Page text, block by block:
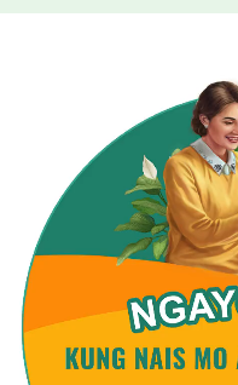
malinaw na nakikita
sa Diyos sa ilalim ng
CCP para masunod
na ang
nangangailangan ng
Diyos
at pagsunod sa
isang tao ay makinig
kahalili ng Diyos. Si
sa pamamagitan ng
nakikita na ang mga